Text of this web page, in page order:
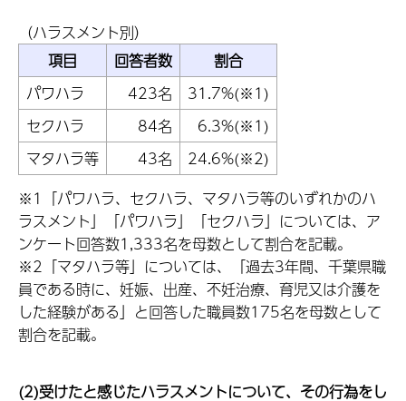
（ハラスメント別）
項目
回答者数
割合
パワハラ
423名
31.7%(※1)
セクハラ
84名
6.3%(※1)
マタハラ等
43名
24.6%(※2)
※1「パワハラ、セクハラ、マタハラ等のいずれかのハ
ラスメント」「パワハラ」「セクハラ」については、ア
ンケート回答数1,333名を母数として割合を記載。
※2「マタハラ等」については、「過去3年間、千葉県職
員である時に、妊娠、出産、不妊治療、育児又は介護を
した経験がある」と回答した職員数175名を母数として
割合を記載。
(2)受けたと感じたハラスメントについて、その行為をし